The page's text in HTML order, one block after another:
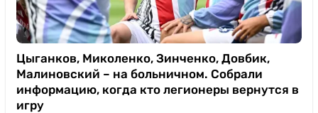
Цыганков, Миколенко, Зинченко, Довбик,
Малиновский – на больничном. Собрали
информацию, когда кто легионеры вернутся в
игру